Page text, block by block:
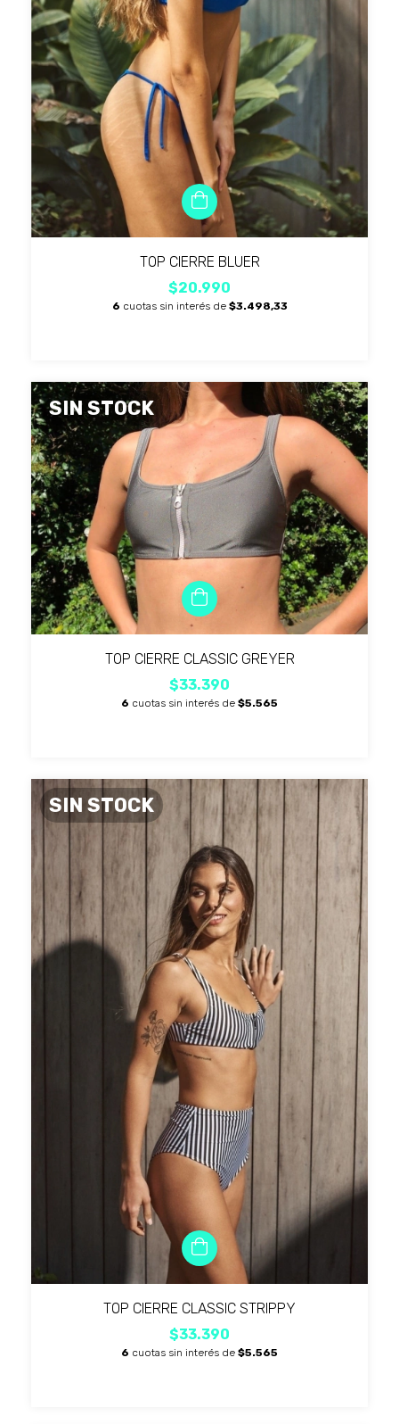
TOP CIERRE BLUER
$20.990
6 cuotas sin interés de $3.498,33
SIN STOCK
TOP CIERRE CLASSIC GREYER
$33.390
6 cuotas sin interés de $5.565
SIN STOCK
TOP CIERRE CLASSIC STRIPPY
$33.390
6 cuotas sin interés de $5.565